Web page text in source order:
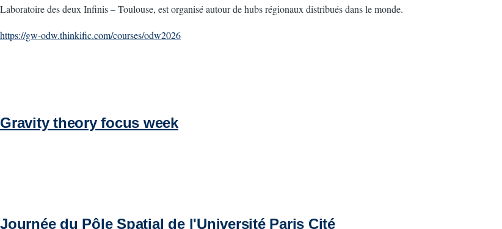
Laboratoire des deux Infinis – Toulouse, est organisé autour de hubs régionaux distribués dans le monde.
https://gw-odw.thinkific.com/courses/odw2026
Gravity theory focus week
Journée du Pôle Spatial de l'Université Paris Cité